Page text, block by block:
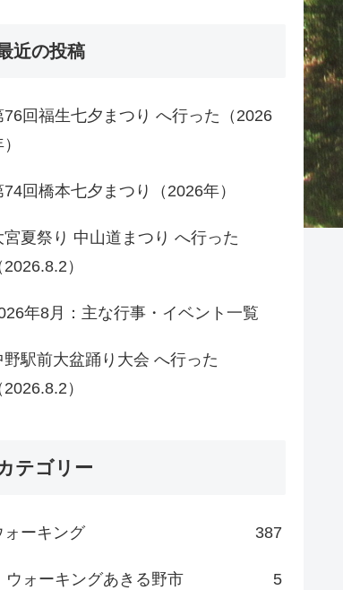
近の投稿
76回福生七夕まつり へ行った（2026
74回橋本七夕まつり（2026年）
宮夏祭り 中山道まつり へ行った
2026.8.2）
年8月：主な行事・イベント一覧
野駅前大盆踊り大会 へ行った
2026.8.2）
テゴリー
ォーキング 387
ウォーキングあきる野市 5